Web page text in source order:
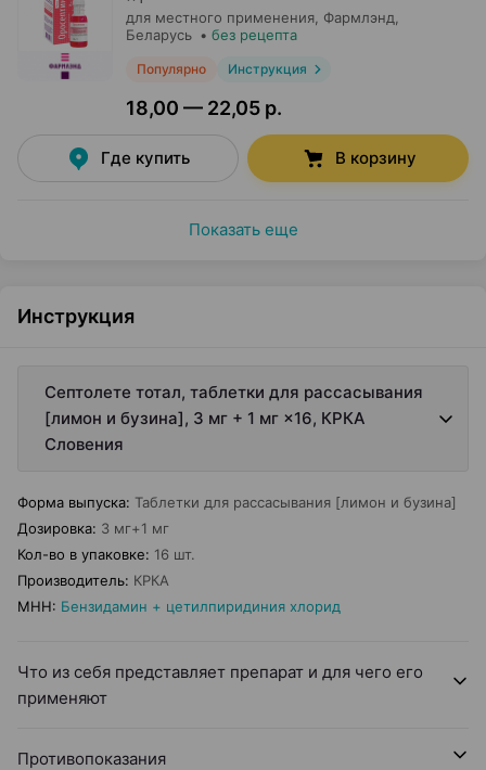
для местного применения, Фармлэнд
Беларусь • без рецепта
Популярно Инструкция
18,00 — 22,05 р.
Где купить В корзину
Показать еще
Инструкция
Септолете тотал, таблетки для рассасывания
[лимон и бузина], 3 мг + 1 мг ×16, КРКА
Словения
Форма выпуска: Таблетки для рассасывания [лимон и бузина]
Дозировка: 3 мг+1 мг
Кол-во в упаковке: 16 шт.
Производитель: КРКА
МНН: Бензидамин + цетилпиридиния хлорид
Что из себя представляет препарат и для чего его
применяют
Противопоказания